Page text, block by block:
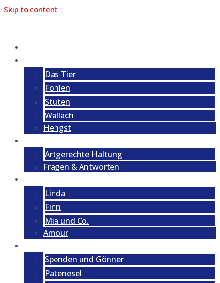
Skip to content
Das Tier
Fohlen
Stuten
Wallach
Hengst
Artgerechte Haltung
Fragen & Antworten
Linda
Finn
Mia und Co.
Amour
Spenden und Gönner
Patenesel